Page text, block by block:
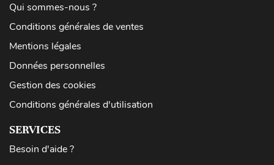
Qui sommes-nous ?
Conditions générales de ventes
Mentions légales
Données personnelles
Gestion des cookies
Conditions générales d'utilisation
SERVICES
Besoin d'aide ?